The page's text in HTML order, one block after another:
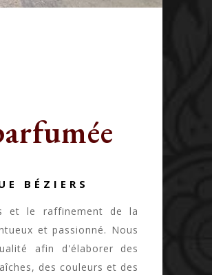
BÉZIERS
et le raffinement de la
et passionné. Nous
afin d'élaborer des
des couleurs et des